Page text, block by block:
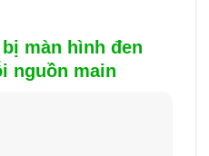
màn hình đen
nguồn main